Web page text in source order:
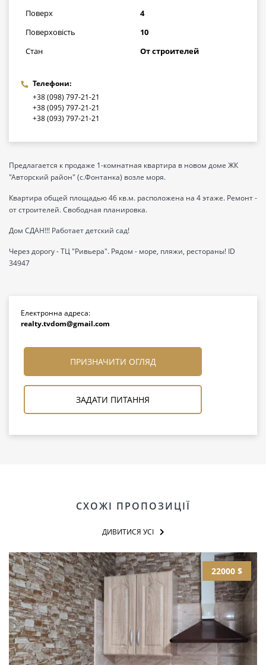
Поверх
4
Поверховість
10
Стан
От строителей
Телефони:
+38 (098) 797-21-21
+38 (095) 797-21-21
+38 (093) 797-21-21
Предлагается к продаже 1-комнатная квартира в новом доме ЖК
"Авторский район" (с.Фонтанка) возле моря.
Квартира общей площадью 46 кв.м. расположена на 4 этаже. Ремонт -
от строителей. Свободная планировка.
Дом СДАН!!! Работает детский сад!
Через дорогу - ТЦ "Ривьера". Рядом - море, пляжи, рестораны! ID
34947
Електронна адреса:
realty.tvdom@gmail.com
ПРИЗНАЧИТИ ОГЛЯД
ЗАДАТИ ПИТАННЯ
СХОЖІ ПРОПОЗИЦІЇ
ДИВИТИСЯ УСІ
22000 $